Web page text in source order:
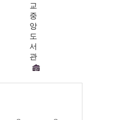
교
중
앙
도
서
관